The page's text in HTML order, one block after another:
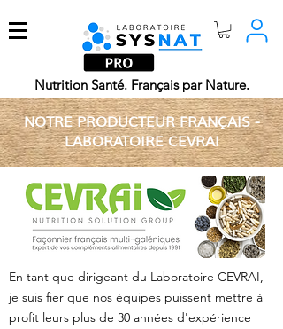
Nutrition Santé. Français par Nature.
NOTRE PRODUCTEUR FRANÇAIS -
LABORATOIRE CEVRAI
En tant que dirigeant du Laboratoire CEVRAI,
je suis fier que nos équipes puissent mettre à
profit leurs plus de 30 années d'expérience